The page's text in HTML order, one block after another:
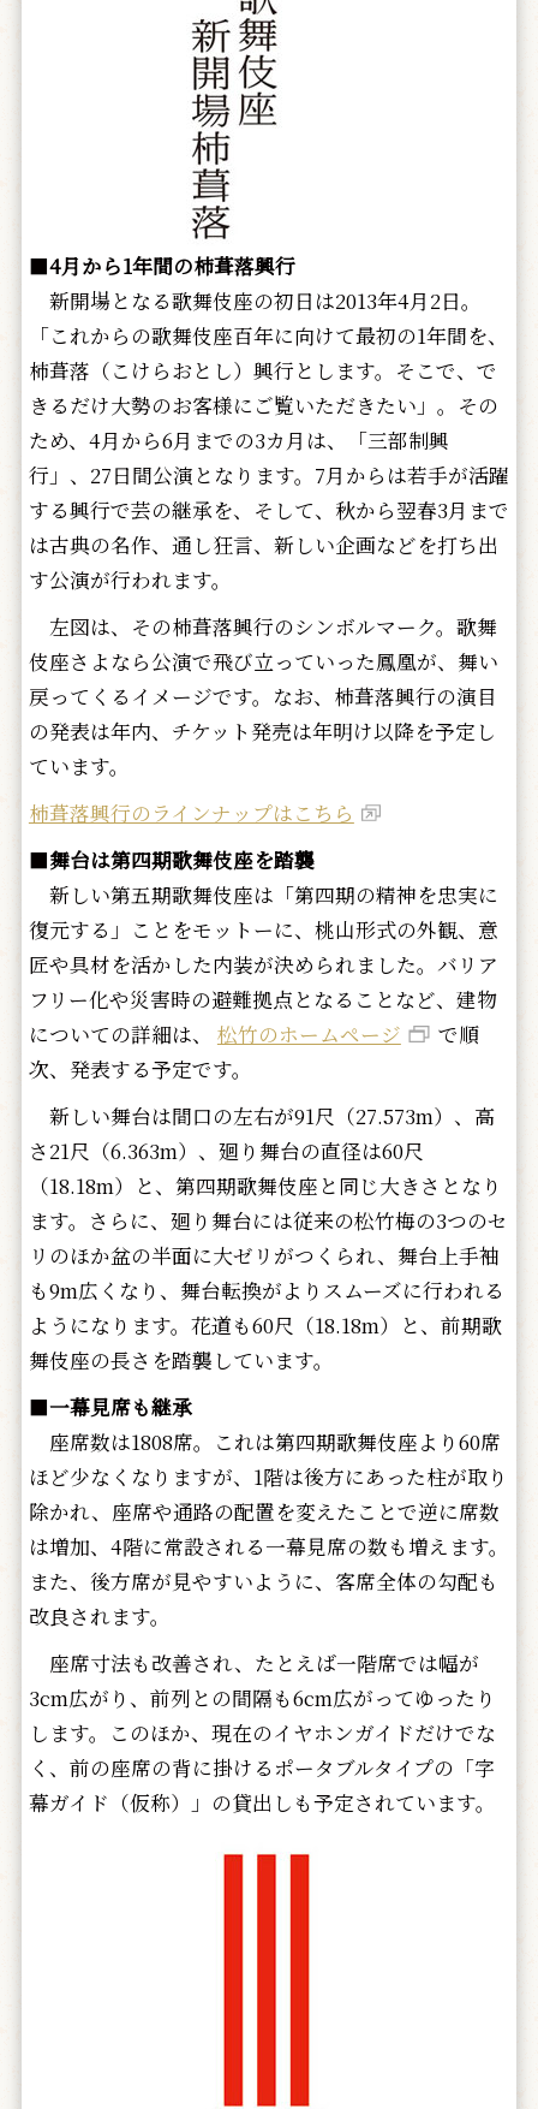
■4月から1年間の柿葺落興行
新開場となる歌舞伎座の初日は2013年4月2日。
「これからの歌舞伎座百年に向けて最初の1年間を、
柿葺落（こけらおとし）興行とします。そこで、で
きるだけ大勢のお客様にご覧いただきたい」。その
ため、4月から6月までの3カ月は、「三部制興
行」、27日間公演となります。7月からは若手が活躍
する興行で芸の継承を、そして、秋から翌春3月まで
は古典の名作、通し狂言、新しい企画などを打ち出
す公演が行われます。
左図は、その柿葺落興行のシンボルマーク。歌舞
伎座さよなら公演で飛び立っていった鳳凰が、舞い
戻ってくるイメージです。なお、柿葺落興行の演目
の発表は年内、チケット発売は年明け以降を予定し
ています。
柿葺落興行のラインナップはこちら
■舞台は第四期歌舞伎座を踏襲
新しい第五期歌舞伎座は「第四期の精神を忠実に
復元する」ことをモットーに、桃山形式の外観、意
匠や具材を活かした内装が決められました。バリア
フリー化や災害時の避難拠点となることなど、建物
についての詳細は、 松竹のホームページ
で順
次、発表する予定です。
新しい舞台は間口の左右が91尺（27.573m）、高
さ21尺（6.363m）、廻り舞台の直径は60尺
（18.18m）と、第四期歌舞伎座と同じ大きさとなり
ます。さらに、廻り舞台には従来の松竹梅の3つのセ
リのほか盆の半面に大ゼリがつくられ、舞台上手袖
も9m広くなり、舞台転換がよりスムーズに行われる
ようになります。花道も60尺（18.18m）と、前期歌
舞伎座の長さを踏襲しています。
■一幕見席も継承
座席数は1808席。これは第四期歌舞伎座より60席
ほど少なくなりますが、1階は後方にあった柱が取り
除かれ、座席や通路の配置を変えたことで逆に席数
は増加、4階に常設される一幕見席の数も増えます。
また、後方席が見やすいように、客席全体の勾配も
改良されます。
座席寸法も改善され、たとえば一階席では幅が
3cm広がり、前列との間隔も6cm広がってゆったり
します。このほか、現在のイヤホンガイドだけでな
く、前の座席の背に掛けるポータブルタイプの「字
幕ガイド（仮称）」の貸出しも予定されています。